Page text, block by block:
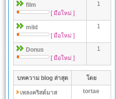
film
[ มือใหม่ ]
1
mild
[ มือใหม่ ]
1
Donus
[ มือใหม่ ]
1
บทความ blog ล่าสุด โดย
เพลงคริสต์มาส tortae